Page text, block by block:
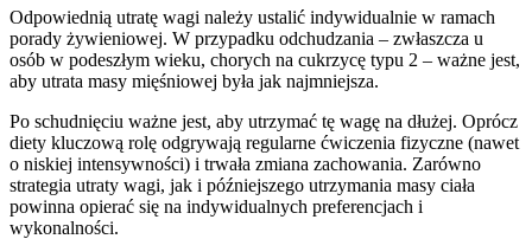
Odpowiednią utratę wagi należy ustalić indywidualnie w ramach
porady żywieniowej. W przypadku odchudzania – zwłaszcza u
osób w podeszłym wieku, chorych na cukrzycę typu 2 – ważne jest,
aby utrata masy mięśniowej była jak najmniejsza.
Po schudnięciu ważne jest, aby utrzymać tę wagę na dłużej. Oprócz
diety kluczową rolę odgrywają regularne ćwiczenia fizyczne (nawet
o niskiej intensywności) i trwała zmiana zachowania. Zarówno
strategia utraty wagi, jak i późniejszego utrzymania masy ciała
powinna opierać się na indywidualnych preferencjach i
wykonalności.